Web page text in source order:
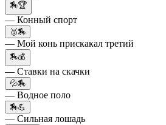
🏇🏆
— Конный спорт
🥉🏇
— Мой конь прискакал третий
🏇💰
— Ставки на скачки
💦🏇
— Водное поло
🏇💪
— Сильная лошадь